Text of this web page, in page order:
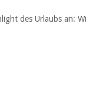
des Urlaubs an: